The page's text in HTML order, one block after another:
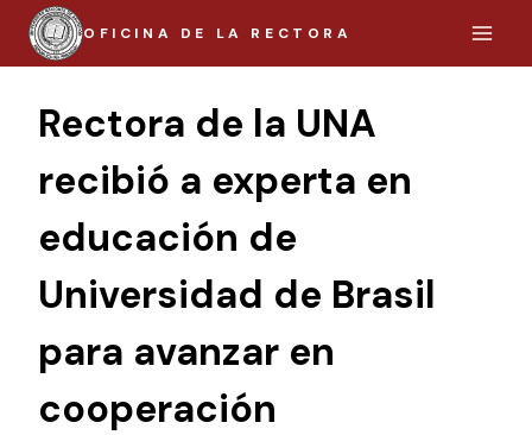
Saltar
contenido
OFICINA DE LA RECTORA
Rectora de la UNA
recibió a experta en
educación de
Universidad de Brasil
para avanzar en
cooperación